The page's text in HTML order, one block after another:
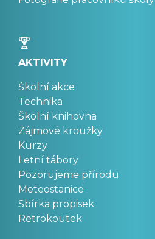
AKTIVITY
Školní akce
Technika
Školní knihovna
Zájmové kroužky
Kurzy
Letní tábory
Pozorujeme přírodu
Meteostanice
Sbírka propisek
Retrokoutek